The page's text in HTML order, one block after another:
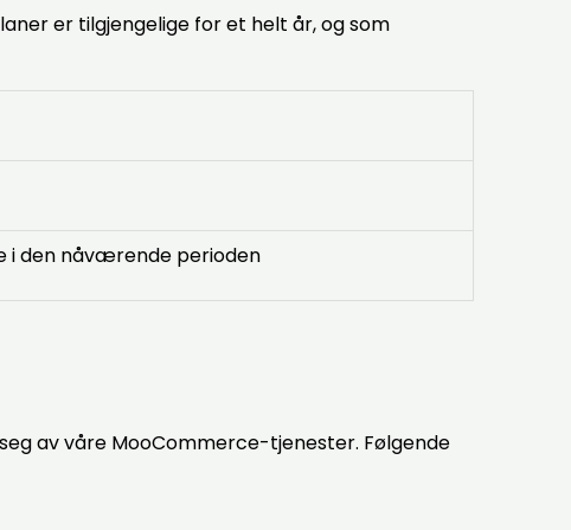
er tilgjengelige for et helt år, og som
i den nåværende perioden
av våre MooCommerce-tjenester. Følgende